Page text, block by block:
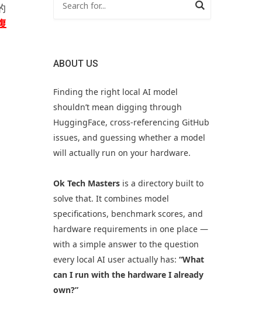
ABOUT US
Finding the right local AI model
shouldn’t mean digging through
HuggingFace, cross-referencing GitHub
issues, and guessing whether a model
will actually run on your hardware.
Ok Tech Mastersis a directory built to
solve that. It combines model
specifications, benchmark scores, and
hardware requirements in one place —
with a simple answer to the question
every local AI user actually has: “What
can I run with the hardware I already
own?”